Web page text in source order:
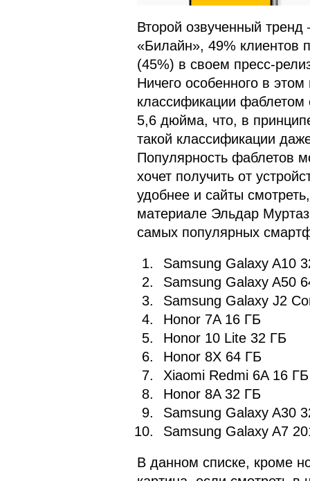
Второй озвученный
«Билайн», 49%
(45%) в своем пресс-
Ничего особенного в
классификации фаблетом
5,6 дюйма, что, в
такой классификации
Популярность фаблетов
хочет получить от
удобнее и сайты
материале Эльдар
самых популярных
Samsung Galaxy A10
Samsung Galaxy A50
Samsung Galaxy J2
Honor 7A 16 ГБ
Honor 10 Lite 32 ГБ
Honor 8X 64 ГБ
Xiaomi Redmi 6A 16 ГБ
Honor 8A 32 ГБ
Samsung Galaxy A30
Samsung Galaxy A7
В данном списке, кроме